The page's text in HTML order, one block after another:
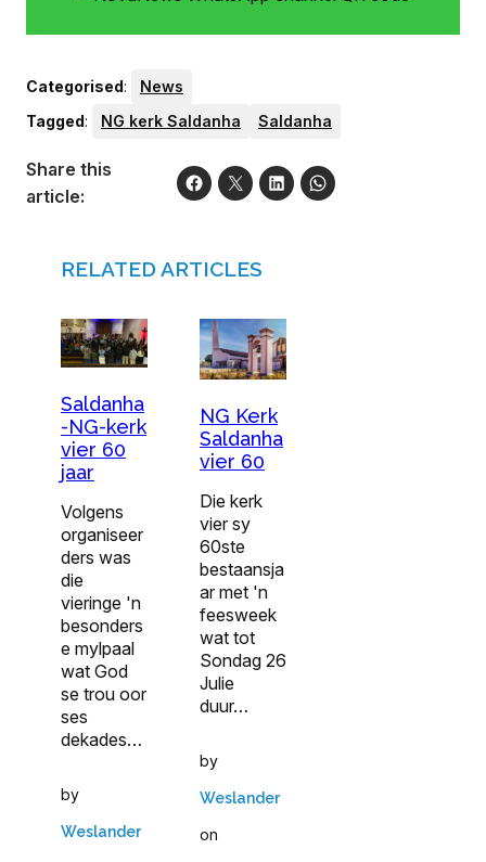
Categorised:
News
Tagged: NG kerk Saldanha Saldanha
Share this
article:
RELATED ARTICLES
Saldanha
-NG-kerk
vier 60
jaar
Volgens
organiseer
ders was
die
vieringe 'n
besonders
e mylpaal
wat God
se trou oor
ses
dekades…
by
Weslander
NG Kerk
Saldanha
vier 60
Die kerk
vier sy
60ste
bestaansja
ar met 'n
feesweek
wat tot
Sondag 26
Julie
duur…
by
Weslander
on